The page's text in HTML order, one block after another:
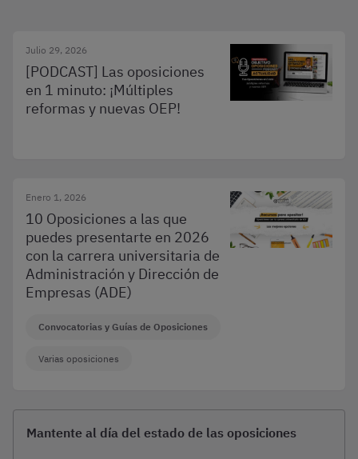
Julio 29, 2026
[PODCAST] Las oposiciones
en 1 minuto: ¡Múltiples
reformas y nuevas OEP!
Enero 1, 2026
10 Oposiciones a las que
puedes presentarte en 2026
con la carrera universitaria de
Administración y Dirección de
Empresas (ADE)
Convocatorias y Guías de Oposiciones
Varias oposiciones
Mantente al día del estado de las oposiciones